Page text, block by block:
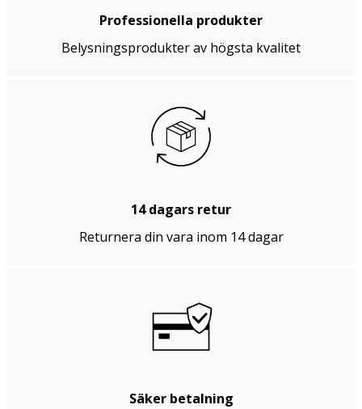
Professionella produkter
Belysningsprodukter av högsta kvalitet
14 dagars retur
Returnera din vara inom 14 dagar
Säker betalning